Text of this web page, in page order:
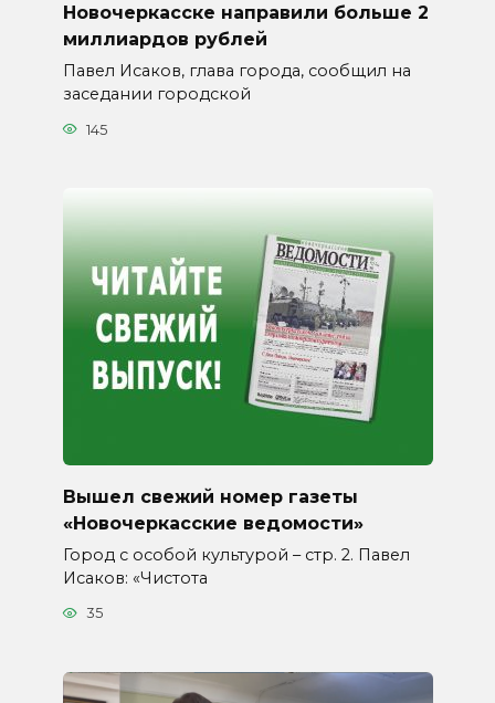
Новочеркасске направили больше 2
миллиардов рублей
Павел Исаков, глава города, сообщил на
заседании городской
145
Вышел свежий номер газеты
«Новочеркасские ведомости»
Город с особой культурой – стр. 2. Павел
Исаков: «Чистота
35